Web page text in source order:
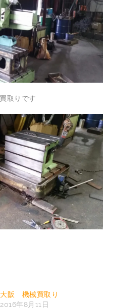
取りです
大阪 機械買取り
2016年8月11日